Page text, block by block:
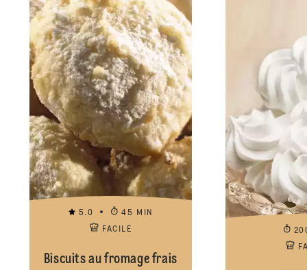
5.0
45 MIN
FACILE
Biscuits au fromage frais